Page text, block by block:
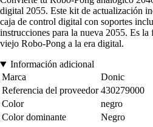
digital 2055. Este kit de actualización
caja de control digital con soportes
instrucciones para la nueva 2055. Es la
viejo Robo-Pong a la era digital.
Información adicional
Marca
Donic
Referencia del proveedor 430279000
Color
negro
Color dominante
Negro